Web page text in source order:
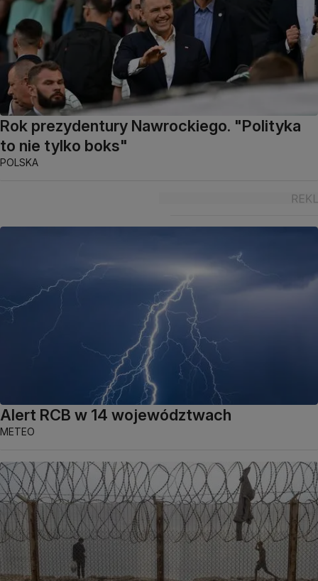
Rok prezydentury Nawrockiego. "Polityka
to nie tylko boks"
POLSKA
Alert RCB w 14 województwach
METEO